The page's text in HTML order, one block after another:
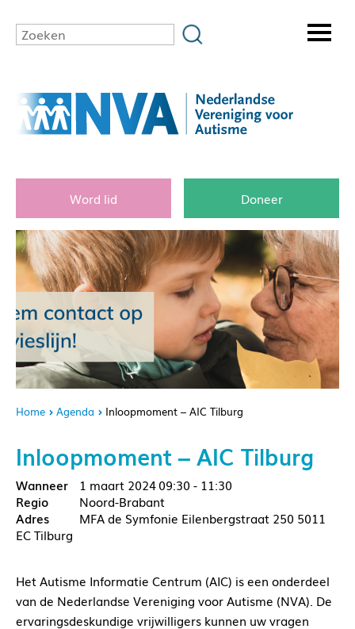
Word lid Doneer
Home Agenda Inloopmoment – AIC Tilburg
Inloopmoment – AIC Tilburg
1 maart 202409:30 - 11:30
Noord-Brabant
MFA de Symfonie Eilenbergstraat 250 5011
EC Tilburg
Het Autisme Informatie Centrum (AIC) is een onderdeel
van de Nederlandse Vereniging voor Autisme (NVA). De
ervaringsdeskundige vrijwilligers kunnen uw vragen